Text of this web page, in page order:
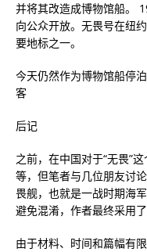
并将其改造成博物馆船。
向公众开放。无畏号在纽
要地标之一。
今天仍然作为博物馆船停
客
后记
之前，在中国对于“无畏”
等，但笔者与几位朋友讨
畏舰，也就是一战时期海
避免混淆，作者最终采用了
由于材料、时间和篇幅有